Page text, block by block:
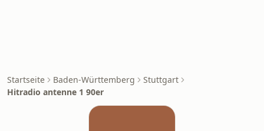
Startseite Baden-Württemberg
Stuttgart
Hitradio antenne 1 90er